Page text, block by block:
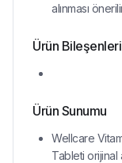
alınması
Ürün Bileşenleri
Ürün Sunumu
Wellcare
Tableti orijinal